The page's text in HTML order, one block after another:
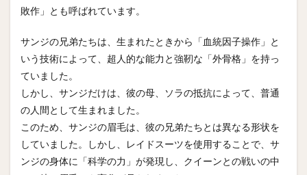
敗作」とも呼ばれています。
サンジの兄弟たちは、生まれたときから「血統因子操作」と
いう技術によって、超人的な能力と強靭な「外骨格」を持っ
ていました。
しかし、サンジだけは、彼の母、ソラの抵抗によって、普通
の人間として生まれました。
このため、サンジの眉毛は、彼の兄弟たちとは異なる形状を
していました。しかし、レイドスーツを使用することで、サ
ンジの身体に「科学の力」が発現し、クイーンとの戦いの中